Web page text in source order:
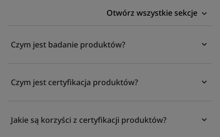
Otwórz wszystkie sekcje
Czym jest badanie produktów?
Czym jest certyfikacja produktów?
Jakie są korzyści z certyfikacji produktów?